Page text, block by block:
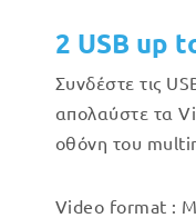
2 USB up
Συνδέστε τις
απολαύστε τα
οθόνη του
Video format :